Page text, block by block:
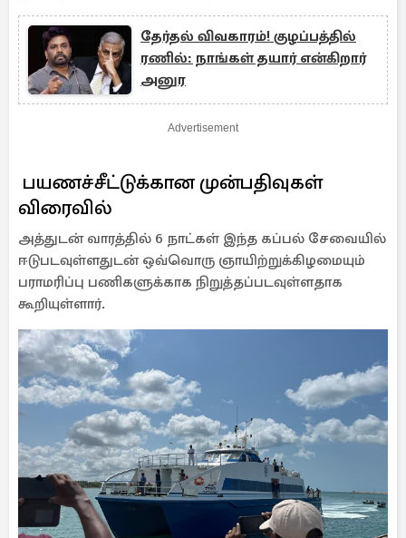
தேர்தல் விவகாரம்! குழப்பத்தில்
ரணில்: நாங்கள் தயார் என்கிறார்
அனுர
Advertisement
பயணச்சீட்டுக்கான முன்பதிவுகள்
விரைவில்
அத்துடன் வாரத்தில் 6 நாட்கள் இந்த கப்பல் சேவையில்
ஈடுபடவுள்ளதுடன் ஒவ்வொரு ஞாயிற்றுக்கிழமையும்
பராமரிப்பு பணிகளுக்காக நிறுத்தப்படவுள்ளதாக
கூறியுள்ளார்.